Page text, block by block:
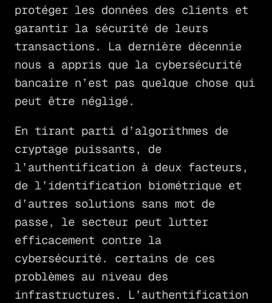
protéger les données des clients et
garantir la sécurité de leurs
transactions. La dernière décennie
nous a appris que la cybersécurité
bancaire n’est pas quelque chose qui
peut être négligé.
En tirant parti d’algorithmes de
cryptage puissants, de
l’authentification à deux facteurs,
de l’identification biométrique et
d’autres solutions sans mot de
passe, le secteur peut lutter
efficacement contre la
cybersécurité. certains de ces
problèmes au niveau des
infrastructures. L’authentification